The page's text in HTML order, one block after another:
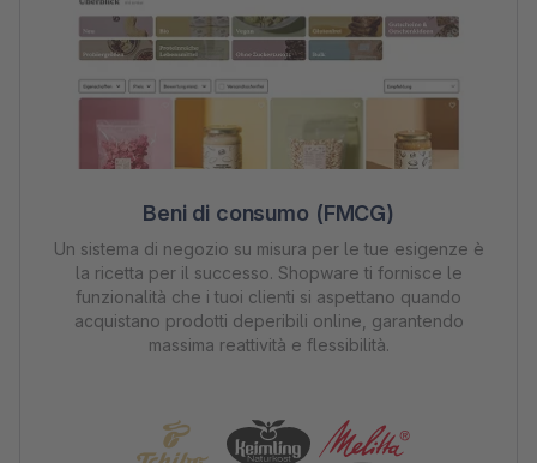
Beni di consumo (FMCG)
Un sistema di negozio su misura per le tue esigenze è
la ricetta per il successo. Shopware ti fornisce le
funzionalità che i tuoi clienti si aspettano quando
acquistano prodotti deperibili online, garantendo
massima reattività e flessibilità.